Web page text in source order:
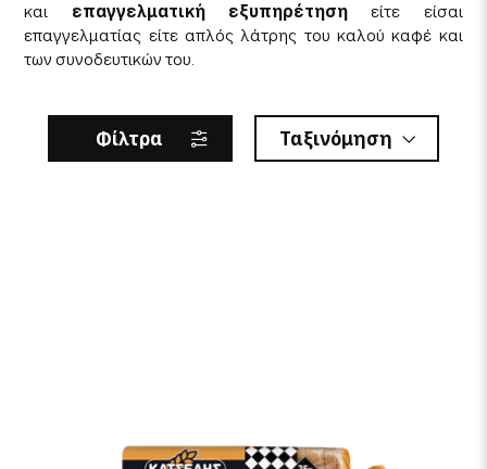
και επαγγελματική εξυπηρέτηση είτε είσαι
επαγγελματίας είτε απλός λάτρης του καλού καφέ και
των συνοδευτικών του.
Φίλτρα Ταξινόμηση